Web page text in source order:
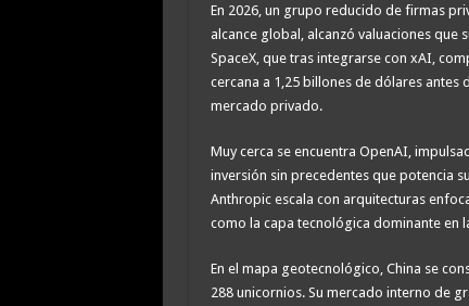
En 2026, un grupo reducido de firmas
alcance global, alcanzó valuaciones que
SpaceX, que tras integrarse con xAI,
cercana a 1,25 billones de dólares antes
mercado privado.
Muy cerca se encuentra OpenAI,
inversión sin precedentes que potencia
Anthropic escala con arquitecturas
como la capa tecnológica dominante en
En el mapa geotecnológico, China se
288 unicornios. Su mercado interno de